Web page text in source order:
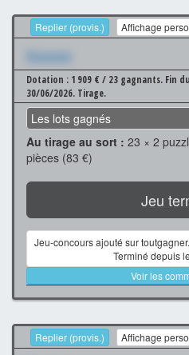
Replier (provis.) Affichage
Xxxxxxx
Dotation : 1 909 € / 23 gagnants. Fin
30/06/2026. Tirage.
Les lots gagnés
Au tirage au sort : 23 × 2
pièces (83 €)
Jeu
Jeu-concours ajouté sur
Terminé depuis le
Voir les
Replier (provis.) Affichage